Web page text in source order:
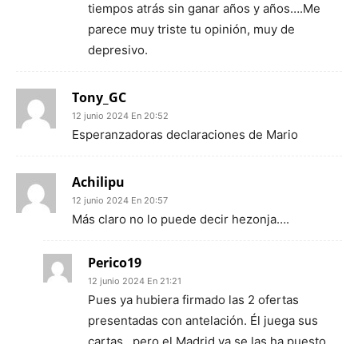
tiempos atrás sin ganar años y años….Me
parece muy triste tu opinión, muy de
depresivo.
Tony_GC
12 junio 2024 En 20:52
Esperanzadoras declaraciones de Mario
Achilipu
12 junio 2024 En 20:57
Más claro no lo puede decir hezonja….
Perico19
12 junio 2024 En 21:21
Pues ya hubiera firmado las 2 ofertas
presentadas con antelación. Él juega sus